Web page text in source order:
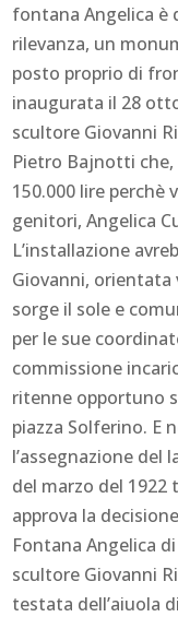
fontana Angelica è
rilevanza, un
posto proprio di
inaugurata il 28
scultore Giovanni
Pietro Bajnotti che,
150.000 lire perchè
genitori, Angelica
L’installazione
Giovanni, orientata
sorge il sole e
per le sue
commissione
ritenne opportuno
piazza Solferino. E
l’assegnazione del
del marzo del 1922
approva la
Fontana Angelica
scultore Giovanni
testata dell’aiuola